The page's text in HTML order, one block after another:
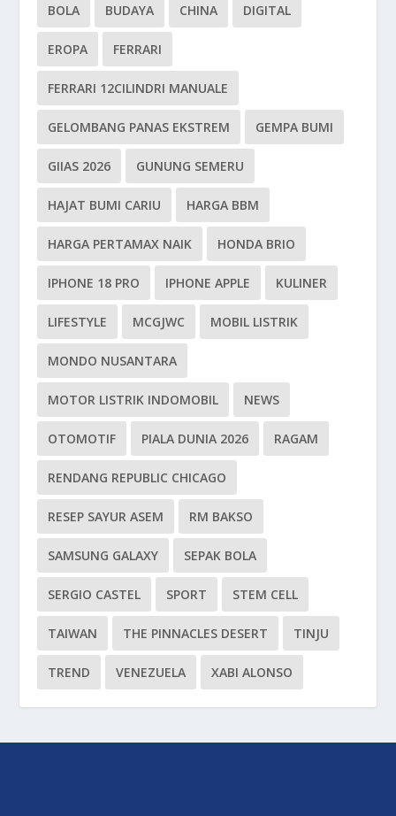
BOLA BUDAYA CHINA DIGITAL
EROPA FERRARI
FERRARI 12CILINDRI MANUALE
GELOMBANG PANAS EKSTREM GEMPA BUMI
GIIAS 2026 GUNUNG SEMERU
HAJAT BUMI CARIU HARGA BBM
HARGA PERTAMAX NAIK HONDA BRIO
IPHONE 18 PRO IPHONE APPLE KULINER
LIFESTYLE MCGJWC MOBIL LISTRIK
MONDO NUSANTARA
MOTOR LISTRIK INDOMOBIL NEWS
OTOMOTIF PIALA DUNIA 2026 RAGAM
RENDANG REPUBLIC CHICAGO
RESEP SAYUR ASEM RM BAKSO
SAMSUNG GALAXY SEPAK BOLA
SERGIO CASTEL SPORT STEM CELL
TAIWAN THE PINNACLES DESERT TINJU
TREND VENEZUELA XABI ALONSO